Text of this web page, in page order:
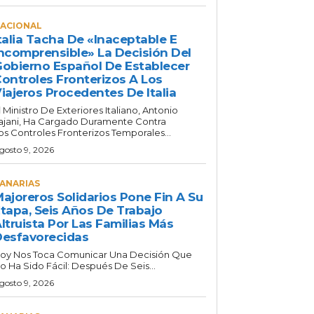
Tacha De «inaceptable E
La Decisión Del
Español De Establecer
Fronterizos A Los
Procedentes De Italia
Ministro De Exteriores Italiano, Antonio
Ha Cargado Duramente Contra
Controles Fronterizos Temporales...
9, 2026
Solidarios Pone Fin A Su
Seis Años De Trabajo
Por Las Familias Más
Nos Toca Comunicar Una Decisión Que
Ha Sido Fácil: Después De Seis...
9, 2026